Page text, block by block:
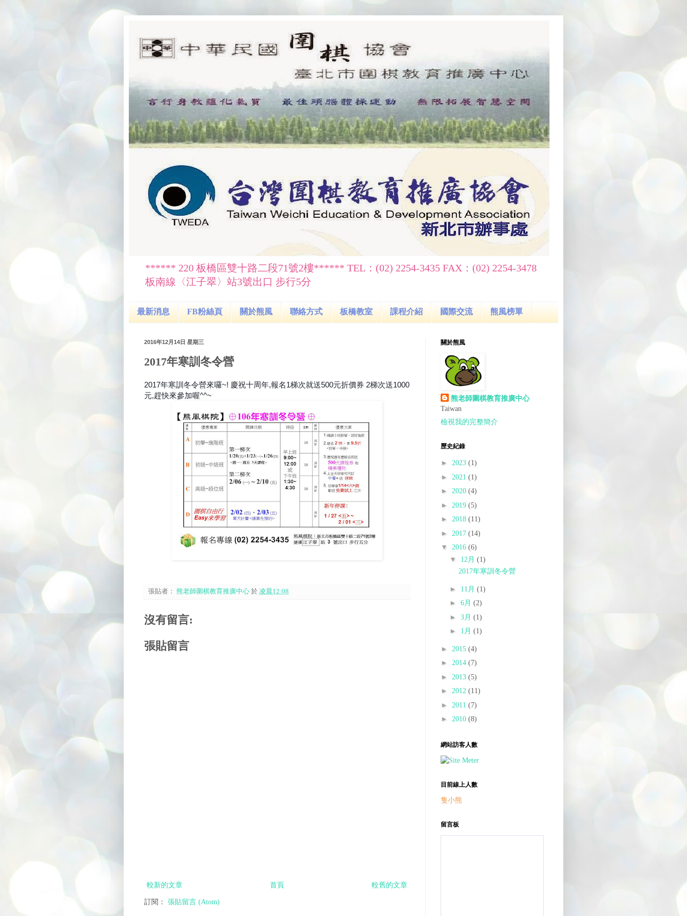
****** 220 板橋區雙十路二段71號2樓****** TEL：(02) 2254-3435 FAX：(02) 2254-3478
板南線〈江子翠〉站3號出口 步行5分
最新消息 FB粉絲頁 關於熊風 聯絡方式 板橋教室 課程介紹 國際交流 熊風榜單
2016年12月14日 星期三
2017年寒訓冬令營
2017年寒訓冬令營來囉~! 慶祝十周年,報名1梯次就送500元折價券 2梯次送1000
元,趕快來參加喔^^~
張貼者： 熊老師圍棋教育推廣中心 於 凌晨12:08
沒有留言:
張貼留言
較新的文章 較舊的文章
首頁
訂閱： 張貼留言 (Atom)
關於熊風
熊老師圍棋教育推廣中心
Taiwan
檢視我的完整簡介
歷史紀錄
► 2023 (1)
► 2021 (1)
► 2020 (4)
► 2019 (5)
► 2018 (11)
► 2017 (14)
▼ 2016 (6)
▼ 12月 (1)
2017年寒訓冬令營
► 11月 (1)
► 6月 (2)
► 3月 (1)
► 1月 (1)
► 2015 (4)
► 2014 (7)
► 2013 (5)
► 2012 (11)
► 2011 (7)
► 2010 (8)
網站訪客人數
目前線上人數
隻小熊
留言板